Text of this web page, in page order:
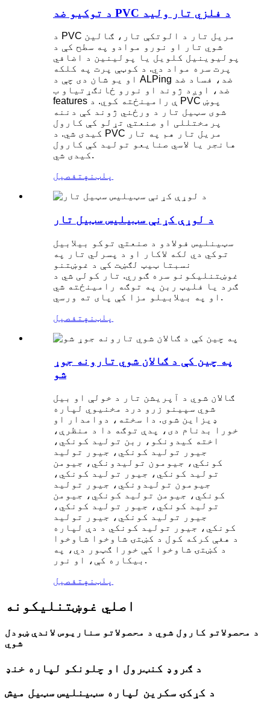
د توکیو ضد PVC د فلزي تار ولید
د PVC مریل تار د الوتکې تار، ګالین
شوي تار او نورو موادو په سطح کې د
پولیوینیل کلویل یا پولینین د اضافي
پرت سره مواد دي. د کوټې پرت په کلکه
او یو شان دی چې د ALPing ضد، فساد ضد
ضد، اوږد ژوند او نورو ځانګړتیاو ب
features ې رامینځته کوي. د PVC پوښ
شوی سټیل تار د ورځني ژوند کې دننه
پرمختللی او صنعتي تړلو کې کارول
کیدی شي. د PVC مریل تار هم په تار
هانجر یا لاسي صنایعو تولید کې کارول
کیدی شي.
پلټنه تفصیل
د لوړې کړنې سټیلیس سټیل تار
سټینلیس فولادو د صنعتي توکو بیلابیل
توکي دي لکه لاکار او د پسرلي تار په
نسبتا ټیټ لګښت کې د غوښتنو
غوښتنلیکونو سره ګوري. تار کولی شي د
ګرد یا فلیټ ربن په توګه رامینځته شي
او په بیلابیلو مزا کې پای ته ورسي.
پلټنه تفصیل
په چین کې د ګالان شوي تارونه جوړ
شو
ګالان شوي د آپریشن تار د خولې او بیل
شوي سپینو زرو درد مخنیوي لپاره
ډیزاین شوی. دا سخته، دوامدار او
خورا بدنام دی، پدې توګه دا د منظرې،
اخته کیدونکو، ربن تولید کونکي،
جیور تولید کونکي، جیور تولید
کونکي، جیومون تولیدونکي، جیومن
تولید کونکي، جیور تولید کونکي،
جیومون تولیدونکي، جیور تولید
کونکي، جیومن تولید کونکي، جیومن
تولید کونکي، جیور تولید کونکي،
جیور تولید کونکي، جیور تولید
کونکي، جیور تولید کونکي د دې لپاره
د هغې کرکه کول د کښتۍ شاوخوا شاوخوا
د کښتۍ شاوخوا کې خورا ګټور دي، په
بیکاره کې، او نور.
پلټنه تفصیل
اصلي غوښتنلیکونه
د محصولاتو کارول شوي د محصولاتو سناریوس لاندې ښودل
شوي
د ګروډ کنټرول او چلونکو لپاره خنډ
د کړکۍ سکرین لپاره سټینلیس سټیل میش